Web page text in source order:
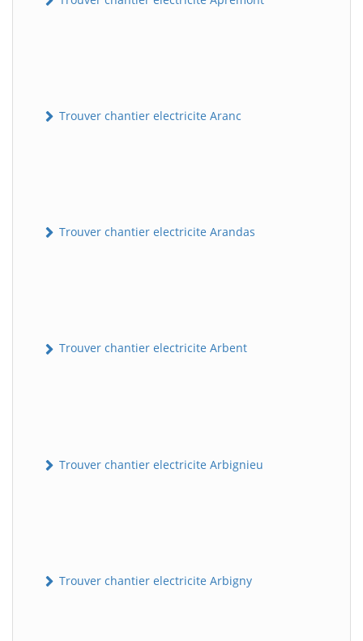
Trouver chantier electricite Aranc
Trouver chantier electricite Arandas
Trouver chantier electricite Arbent
Trouver chantier electricite Arbignieu
Trouver chantier electricite Arbigny